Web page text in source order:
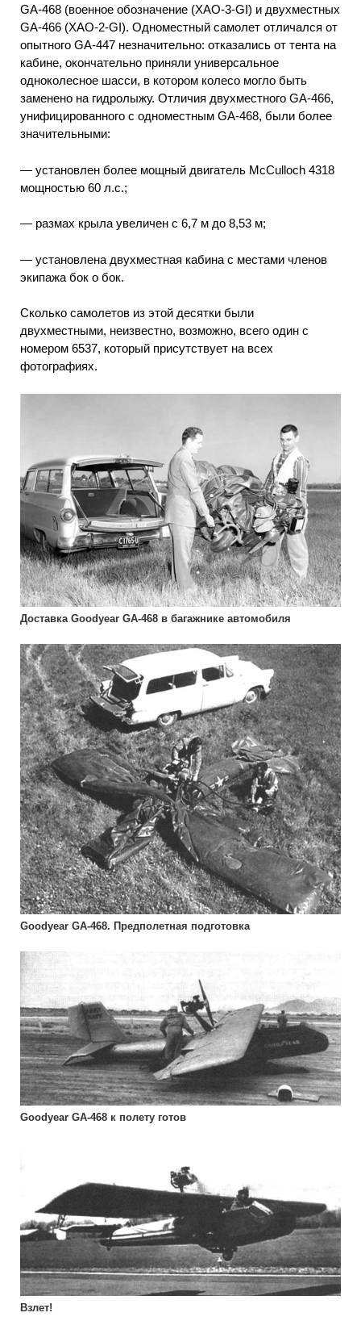
GА-468 (военное обозначение (ХАО-3-GI) и двухместных
GА-466 (ХАО-2-GI). Одноместный самолет отличался от
опытного GА-447 незначительно: отказались от тента на
кабине, окончательно приняли универсальное
одноколесное шасси, в котором колесо могло быть
заменено на гидролыжу. Отличия двухместного GА-466,
унифицированного с одноместным GA-468, были более
значительными:
— установлен более мощный двигатель McCulloch 4318
мощностью 60 л.с.;
— размах крыла увеличен с 6,7 м до 8,53 м;
— установлена двухместная кабина с местами членов
экипажа бок о бок.
Сколько самолетов из этой десятки были
двухместными, неизвестно, возможно, всего один с
номером 6537, который присутствует на всех
фотографиях.
Доставка Goodyear GA-468 в багажнике автомобиля
Goodyear GA-468. Предполетная подготовка
Goodyear GA-468 к полету готов
Взлет!